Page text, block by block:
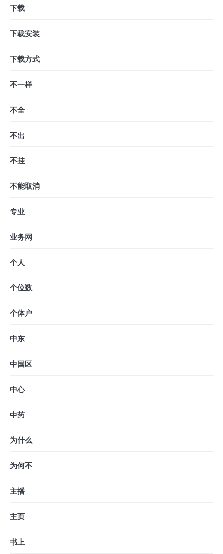
下载
下载安装
下载方式
不一样
不全
不出
不挂
不能取消
专业
业务网
个人
个位数
个体户
中东
中国区
中心
中药
为什么
为何不
主播
主页
书上